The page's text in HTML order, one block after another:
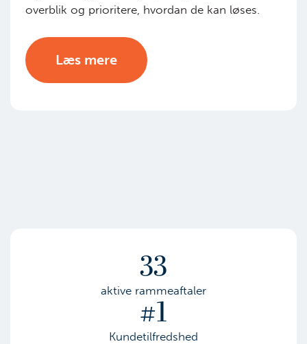
overblik og prioritere, hvordan de kan løses.
Læs mere
33
aktive rammeaftaler
#1
Kundetilfredshed